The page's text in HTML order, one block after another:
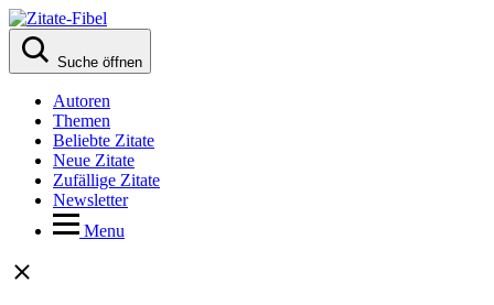
Suche öffnen
Autoren
Themen
Beliebte Zitate
Neue Zitate
Zufällige Zitate
Newsletter
Menu